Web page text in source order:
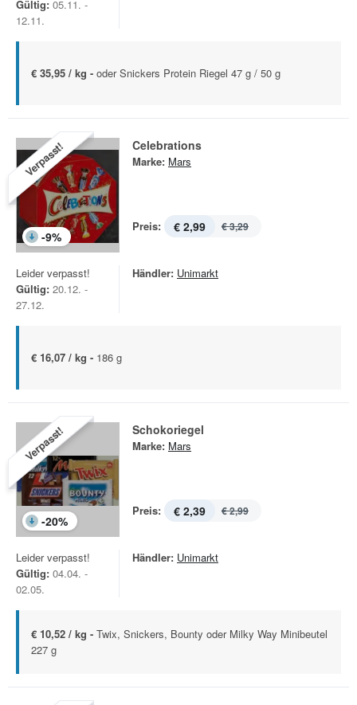
Gültig: 05.11. -
12.11.
€ 35,95 / kg - oder Snickers Protein Riegel 47 g / 50 g
Verpasst!
-9%
Celebrations
Marke: Mars
Preis: € 2,99 € 3,29
Leider verpasst!
Gültig: 20.12. -
27.12.
Händler: Unimarkt
€ 16,07 / kg - 186 g
Verpasst!
-20%
Schokoriegel
Marke: Mars
Preis: € 2,39 € 2,99
Leider verpasst!
Gültig: 04.04. -
02.05.
Händler: Unimarkt
€ 10,52 / kg - Twix, Snickers, Bounty oder Milky Way Minibeutel
227 g